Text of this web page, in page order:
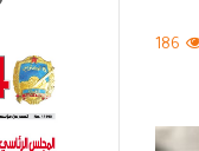
186